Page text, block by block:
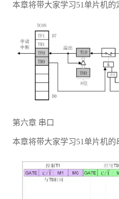
本章将带大家学习51单片机的
第六章 串口
本章将带大家学习51单片机的